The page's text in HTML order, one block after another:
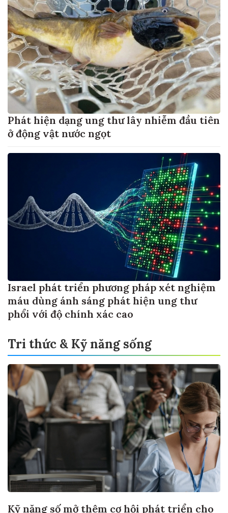
Phát hiện dạng ung thư lây nhiễm đầu tiên
ở động vật nước ngọt
Israel phát triển phương pháp xét nghiệm
máu dùng ánh sáng phát hiện ung thư
phổi với độ chính xác cao
Tri thức & Kỹ năng sống
Kỹ năng số mở thêm cơ hội phát triển cho